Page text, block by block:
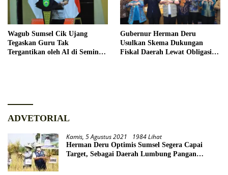
Wagub Sumsel Cik Ujang
Tegaskan Guru Tak
Tergantikan oleh AI di Seminar
Gubernur Herman Deru
Usulkan Skema Dukungan
Fiskal Daerah Lewat Obligasi
ADVETORIAL
Kamis, 5 Agustus 2021 1984 Lihat
Herman Deru Optimis Sumsel Segera Capai
Target, Sebagai Daerah Lumbung Pangan